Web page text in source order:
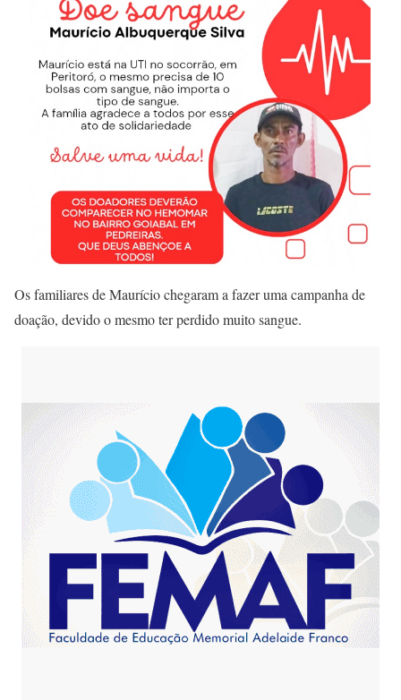
Os familiares de Maurício chegaram a fazer uma campanha de
doação, devido o mesmo ter perdido muito sangue.